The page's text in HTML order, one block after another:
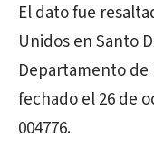
El dato fue
Unidos en Santo
Departamento de
fechado el 26 de
004776.